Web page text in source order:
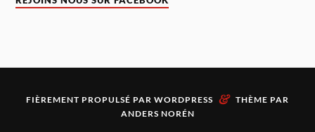
FIÈREMENT PROPULSÉ PAR WORDPRESS & THÈME PAR
ANDERS NORÉN